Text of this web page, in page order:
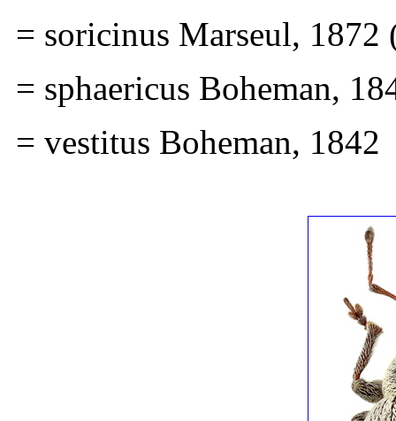
= soricinus Marseul, 1872
= sphaericus Boheman,
= vestitus Boheman, 1842